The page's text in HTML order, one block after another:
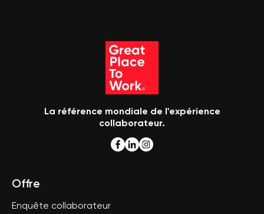
La référence mondiale de l'expérience
collaborateur.
Offre
Enquête collaborateur